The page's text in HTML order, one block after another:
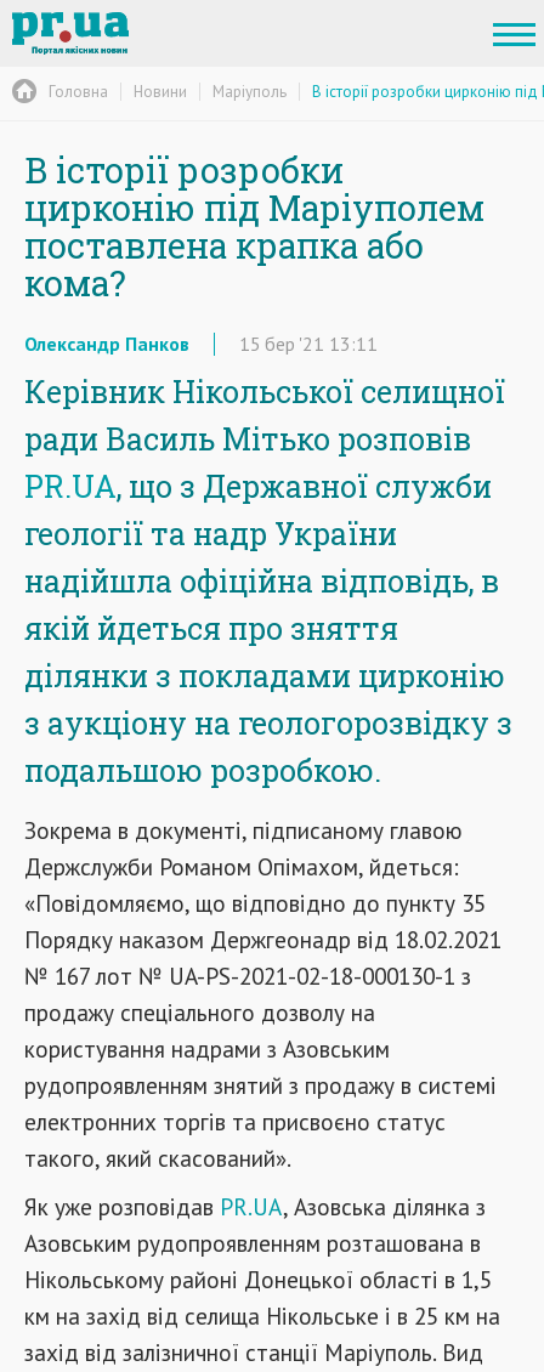
Головна Новини Маріуполь В історії розробки цирконію
В історії розробки
цирконію під Маріуполем
поставлена крапка або
кома?
Олександр Панков 15 бер '21 13:11
Керівник Нікольської селищної
ради Василь Мітько розповів
PR.UA, що з Державної служби
геології та надр України
надійшла офіційна відповідь, в
якій йдеться про зняття
ділянки з покладами цирконію
з аукціону на геологорозвідку з
подальшою розробкою.
Зокрема в документі, підписаному главою
Держслужби Романом Опімахом, йдеться:
«Повідомляємо, що відповідно до пункту 35
Порядку наказом Держгеонадр від 18.02.2021
№ 167 лот № UA-PS-2021-02-18-000130-1 з
продажу спеціального дозволу на
користування надрами з Азовським
рудопроявленням знятий з продажу в системі
електронних торгів та присвоєно статус
такого, який скасований».
Як уже розповідав PR.UA, Азовська ділянка з
Азовським рудопроявленням розташована в
Нікольському районі Донецької області в 1,5
км на захід від селища Нікольське і в 25 км на
захід від залізничної станції Маріуполь. Вид